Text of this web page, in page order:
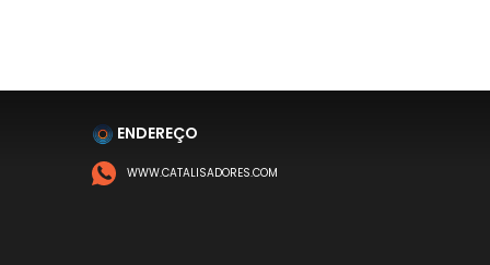
ENDEREÇO
WWW.CATALISADORES.COM